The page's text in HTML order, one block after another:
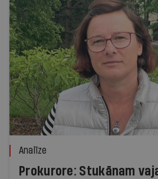
Analīze
Prokurore: Stukānam